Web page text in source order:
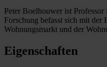
Peter Boelhouwer ist
Forschung befasst sich mit der
Wohnungsmarkt und der
Eigenschaften